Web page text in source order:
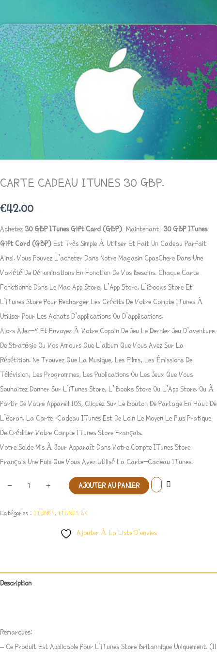
CARTE CADEAU ITUNES 30 GBP.
€42.00
Achetez 30 GBP ITunes Gift Card (GBP) Maintenant! 30 GBP ITunes
Gift Card (GBP) Est Très Simple À Utiliser Et Fait Un Cadeau Parfait
Ainsi. Vous Pouvez L’acheter Dans Notre Magasin CpasChere Dans Une
Variété De Dénominations En Fonction De Vos Besoins. Chaque Carte
Fonctionne Dans Le Mac App Store, L’App Store, L’iBooks Store Et
L’iTunes Store Pour Recharger Les Crédits De Votre Compte ITunes À
Utiliser Pour Les Achats D’applications Ou D’applications.
Alors Allez-Y Et Envoyez À Votre Copain De Jeu Le Dernier Jeu D’aventure
De Stratégie Ou Vos Amours Que L’album Que Vous Avez Sur La
Répétition. Ne Trouvez Que La Musique, Les Films, Les Émissions De
Télévision, Les Programmes, Les Publications Ou Les Jeux Que Vous
Souhaitez Donner Sur L’iTunes Store, L’iBooks Store Ou L’App Store. Ou À
Partir De Votre Appareil IOS, Cliquez Sur Le Bouton De Partage En Haut De
L’écran. La Carte-Cadeau ITunes Est De Loin Le Moyen Le Plus Pratique
De Créditer Votre Compte ITunes Store Français.
Votre Solde Mis À Jour Apparaît Dans Votre Compte ITunes Store
Français Une Fois Que Vous Avez Utilisé La Carte-Cadeau ITunes.
- + AJOUTER AU PANIER
Catégories : ITUNES, ITUNES UK
Ajouter À La Liste D’envies
Description
Remarques:
– Ce Produit Est Applicable Pour L’iTunes Store Britannique Uniquement. (Il